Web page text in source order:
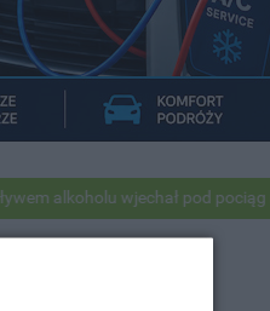
alkoholu wjechał pod pociąg